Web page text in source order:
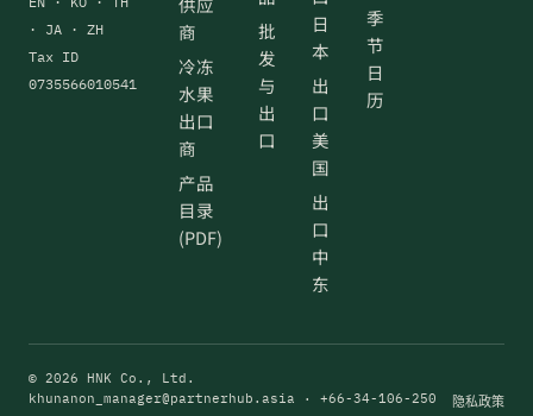
· JA · ZH
Tax ID
0735566010541
商
冷冻
水果
出口
商
产品
目录
(PDF)
批
发
与
出
口
日
本
出
口
美
国
出
口
中
东
季
节
日
历
© 2026 HNK Co., Ltd.
khunanon_manager@partnerhub.asia · +66-34-106-250
隐私政策